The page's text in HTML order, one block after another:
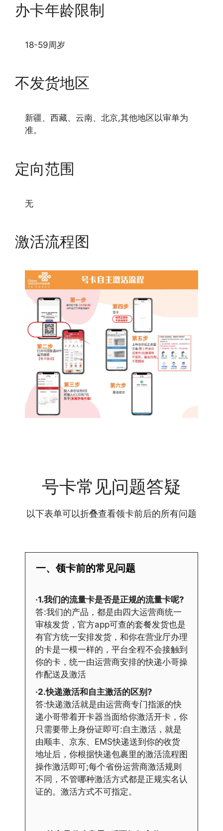
办卡年龄限制
18-59周岁
不发货地区
新疆、西藏、云南、北京,其他地区以审单为
准。
定向范围
无
激活流程图
号卡常见问题答疑
以下表单可以折叠查看领卡前后的所有问题
一、领卡前的常见问题
·1.我们的流量卡是否是正规的流量卡呢?
答:我们的产品，都是由四大运营商统一
审核发货，官方app可查的套餐发货也是
有官方统一安排发货，和你在营业厅办理
的卡是一模一样的，平台全程不会接触到
你的卡，统一由运营商安排的快递小哥操
作配送及激活
·2.快递激活和自主激活的区别?
答:快递激活就是由运营商专门指派的快
递小哥带着开卡器当面给你激活开卡，你
只需要带上身份证即可:自主激活，就是
由顺丰、京东、EMS快递送到你的收货
地址后，你根据快递包裹里的激活流程图
操作激活即可;每个省份运营商激活规则
不同，不管哪种激活方式都是正规实名认
证的。激活方式不可指定。